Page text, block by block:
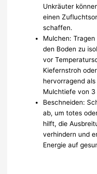
Unkräuter
einen
schaffen.
Mulchen:
den Boden zu
vor
Kiefernstroh
hervorragend
Mulchtiefe von 3
Beschneiden:
ab, um totes
hilft, die
verhindern und
Energie auf